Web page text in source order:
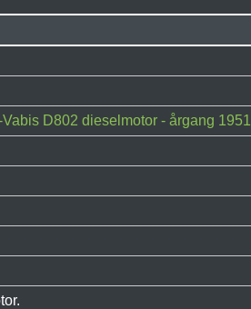
D802 dieselmotor - årgang 1951